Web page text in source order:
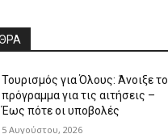
Τουρισμός για Όλους: Άνοιξε το
πρόγραμμα για τις αιτήσεις –
Έως πότε οι υποβολές
5 Αυγούστου, 2026